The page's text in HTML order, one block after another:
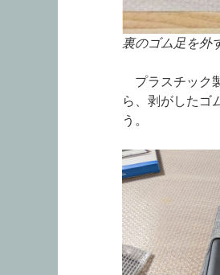
裏のゴム足を外
プラスチック
ら、剥がしたゴ
う。